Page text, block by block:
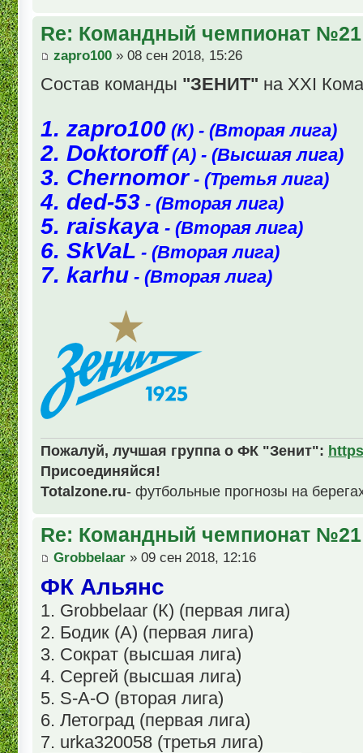
Re: Командный чемпионат №21
zapro100 » 08 сен 2018, 15:26
Состав команды "ЗЕНИТ" на XXI
1. zapro100 (К) - (Вторая лига)
2. Doktoroff(А) - (Высшая лига)
3. Chernomor- (Третья лига)
4. ded-53 - (Вторая лига)
5. raiskaya - (Вторая лига)
6. SkVaL - (Вторая лига)
7. karhu - (Вторая лига)
Пожалуй, лучшая группа о ФК "Зенит":
Присоединяйся!
Totalzone.ru- футбольные прогнозы на
Re: Командный чемпионат №21
Grobbelaar » 09 сен 2018, 12:16
ФК Альянс
1. Grobbelaar (К) (первая лига)
2. Бодик (А) (первая лига)
3. Сократ (высшая лига)
4. Сергей (высшая лига)
5. S-A-O (вторая лига)
6. Летоград (первая лига)
7. urka320058 (третья лига)